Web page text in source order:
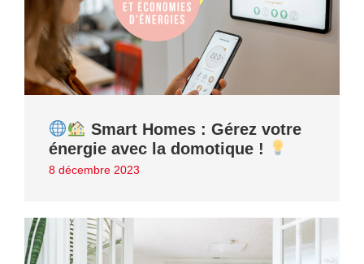
Smart Homes : Gérez votre
énergie avec la domotique !
8 décembre 2023